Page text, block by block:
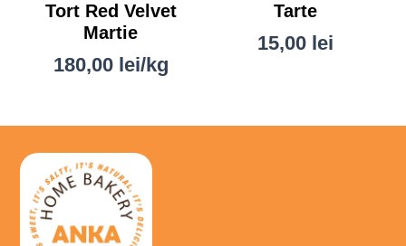
Tort Red Velvet
Martie
180,00 lei/kg
Tarte
15,00 lei